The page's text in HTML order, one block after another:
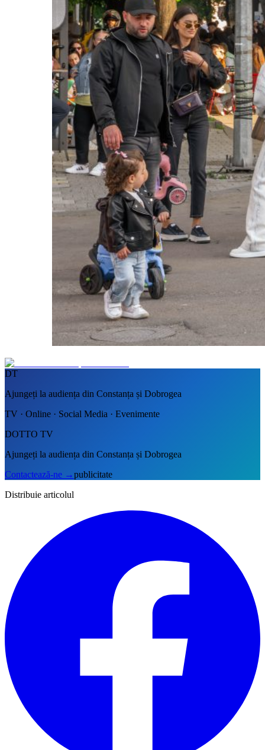
DT
Ajungeți la audiența din Constanța și Dobrogea
TV · Online · Social Media · Evenimente
DOTTO TV
Ajungeți la audiența din Constanța și Dobrogea
Contactează-ne →publicitate
Distribuie articolul